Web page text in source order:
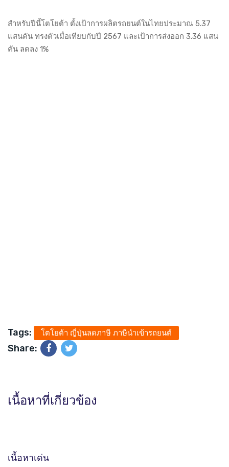
สำหรับปีนี้โตโยต้า ตั้งเป้าการผลิตรถยนต์ในไทยประมาณ 5.37
แสนคัน ทรงตัวเมื่อเทียบกับปี 2567 และเป้าการส่งออก 3.36 แสน
คัน ลดลง 1%
Tags: โตโยต้า ญี่ปุ่นลดภาษี ภาษีนำเข้ารถยนต์
Share:
เนื้อหาที่เกี่ยวข้อง
เนื้อหาเด่น